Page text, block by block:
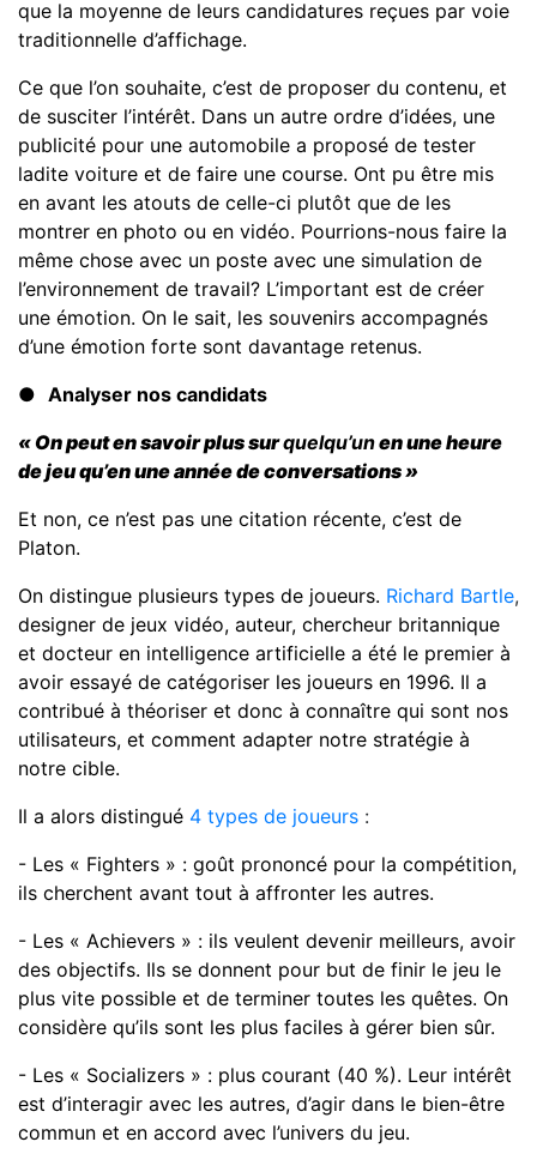
que la moyenne de leurs candidatures reçues par voie
traditionnelle d’affichage.
Ce que l’on souhaite, c’est de proposer du contenu, et
de susciter l’intérêt. Dans un autre ordre d’idées, une
publicité pour une automobile a proposé de tester
ladite voiture et de faire une course. Ont pu être mis
en avant les atouts de celle-ci plutôt que de les
montrer en photo ou en vidéo. Pourrions-nous faire la
même chose avec un poste avec une simulation de
l’environnement de travail? L’important est de créer
une émotion. On le sait, les souvenirs accompagnés
d’une émotion forte sont davantage retenus.
● Analyser nos candidats
« On peut en savoir plus surquelqu’unen une heure
de jeu qu’en une année de conversations »
Et non, ce n’est pas une citation récente, c’est de
Platon.
On distingue plusieurs types de joueurs. Richard Bartle,
designer de jeux vidéo, auteur, chercheur britannique
et docteur en intelligence artificielle a été le premier à
avoir essayé de catégoriser les joueurs en 1996. Il a
contribué à théoriser et donc à connaître qui sont nos
utilisateurs, et comment adapter notre stratégie à
notre cible.
Il a alors distingué 4 types de joueurs :
- Les « Fighters » : goût prononcé pour la compétition,
ils cherchent avant tout à affronter les autres.
- Les « Achievers » : ils veulent devenir meilleurs, avoir
des objectifs. Ils se donnent pour but de finir le jeu le
plus vite possible et de terminer toutes les quêtes. On
considère qu’ils sont les plus faciles à gérer bien sûr.
- Les « Socializers » : plus courant (40 %). Leur intérêt
est d’interagir avec les autres, d’agir dans le bien-être
commun et en accord avec l’univers du jeu.